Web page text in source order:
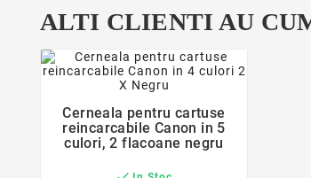
ALTI CLIENTI AU

favorite_border
Cerneala pentru cartuse
reincarcabile Canon in 5
culori, 2 flacoane negru